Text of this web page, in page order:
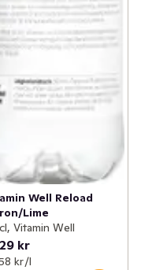
Well Reload
Lime
Vitamin Well
kr
kr /l